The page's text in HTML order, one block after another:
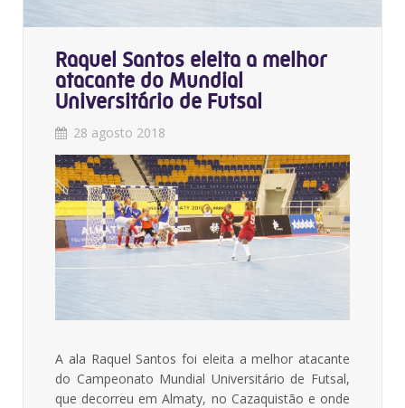
Raquel Santos eleita a melhor
atacante do Mundial
Universitário de Futsal
28 agosto 2018
A ala Raquel Santos foi eleita a melhor atacante
do Campeonato Mundial Universitário de Futsal,
que decorreu em Almaty, no Cazaquistão e onde